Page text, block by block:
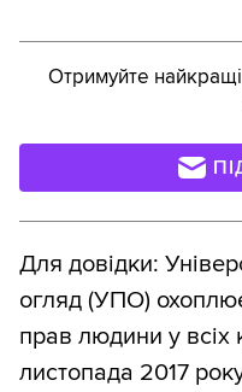
Отримуйте найкращі
Для довідки:
огляд (УПО)
прав людини у
листопада 2017